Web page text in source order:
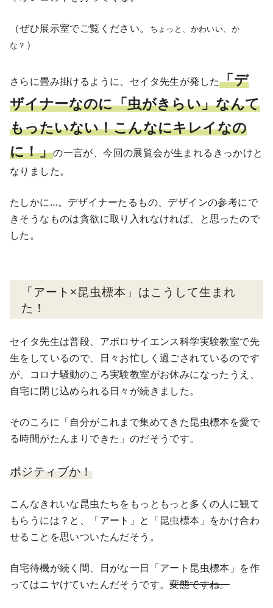
（ぜひ展示室でご覧ください。
ちょっと、かわいい、か
な？ ）
さらに畳み掛けるように、セイタ先生が発した「デ
ザイナーなのに「虫がきらい」なんて
もったいない！こんなにキレイなの
に！」の一言が、今回の展覧会が生まれるきっかけと
なりました。
たしかに…。デザイナーたるもの、デザインの参考にで
きそうなものは貪欲に取り入れなければ、と思ったので
した。
「アート×昆虫標本」はこうして生まれ
た！
セイタ先生は普段、アポロサイエンス科学実験教室で先
生をしているので、日々お忙しく過ごされているのです
が、コロナ騒動のころ実験教室がお休みになったうえ、
自宅に閉じ込められる日々が続きました。
そのころに「自分がこれまで集めてきた昆虫標本を愛で
る時間がたんまりできた」のだそうです。
ポジティブか！
こんなきれいな昆虫たちをもっともっと多くの人に観て
もらうには？と、「アート」と「昆虫標本」をかけ合わ
せることを思いついたんだそう。
自宅待機が続く間、日がな一日「アート昆虫標本」を作
ってはニヤけていたんだそうです。変態ですね。